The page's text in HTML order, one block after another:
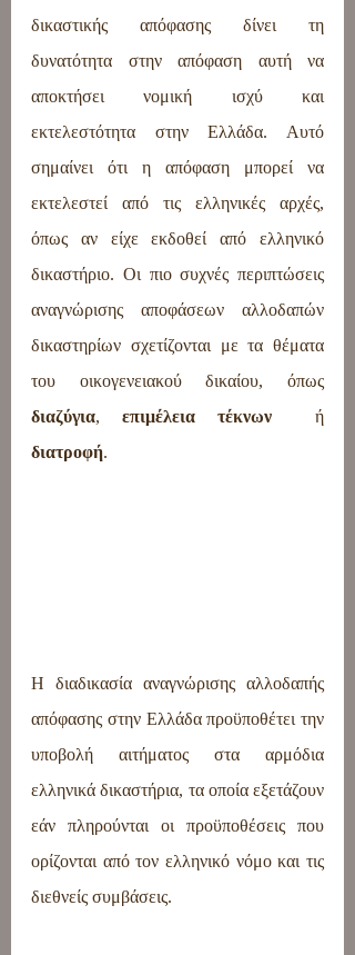
δικαστικής απόφασης δίνει τη
δυνατότητα στην απόφαση αυτή να
αποκτήσει νομική ισχύ και
εκτελεστότητα στην Ελλάδα. Αυτό
σημαίνει ότι η απόφαση μπορεί να
εκτελεστεί από τις ελληνικές αρχές,
όπως αν είχε εκδοθεί από ελληνικό
δικαστήριο. Οι πιο συχνές περιπτώσεις
αναγνώρισης αποφάσεων αλλοδαπών
δικαστηρίων σχετίζονται με τα θέματα
διαζύγια, επιμέλεια τέκνων
διατροφή.
Η διαδικασία αναγνώρισης αλλοδαπής
απόφασης στην Ελλάδα προϋποθέτει την
υποβολή αιτήματος στα αρμόδια
ελληνικά δικαστήρια, τα οποία εξετάζουν
εάν πληρούνται οι προϋποθέσεις που
ορίζονται από τον ελληνικό νόμο και τις
διεθνείς συμβάσεις.